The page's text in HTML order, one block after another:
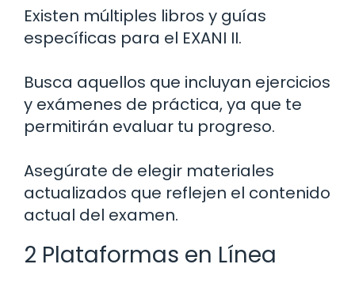
Existen múltiples libros y guías
específicas para el EXANI II.
Busca aquellos que incluyan ejercicios
y exámenes de práctica, ya que te
permitirán evaluar tu progreso.
Asegúrate de elegir materiales
actualizados que reflejen el contenido
actual del examen.
2 Plataformas en Línea